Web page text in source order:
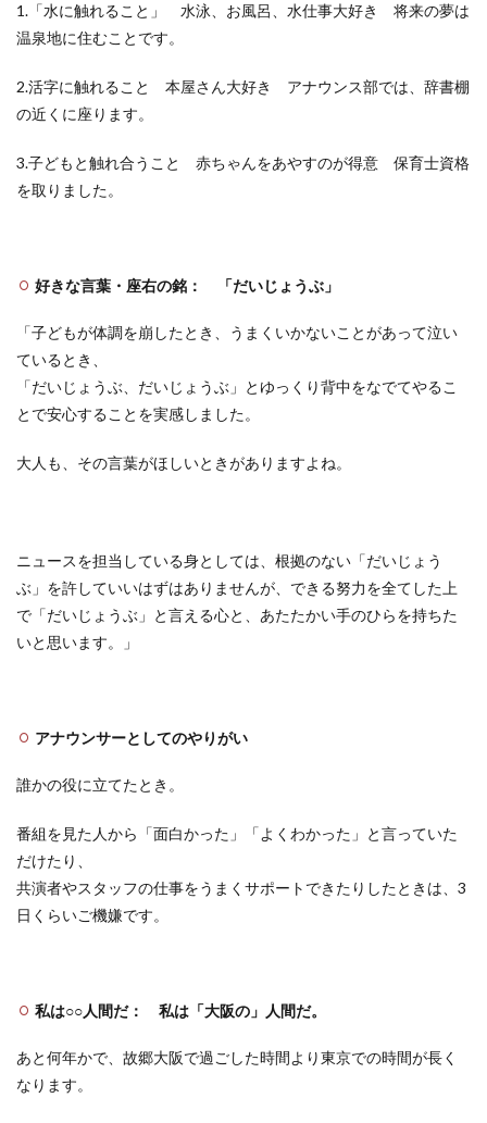
1.「水に触れること」 水泳、お風呂、水仕事大好き 将来の夢は
温泉地に住むことです。
2.活字に触れること 本屋さん大好き アナウンス部では、辞書棚
の近くに座ります。
3.子どもと触れ合うこと 赤ちゃんをあやすのが得意 保育士資格
を取りました。
好きな言葉・座右の銘： 「だいじょうぶ」
「子どもが体調を崩したとき、うまくいかないことがあって泣い
ているとき、
「だいじょうぶ、だいじょうぶ」とゆっくり背中をなでてやるこ
とで安心することを実感しました。
大人も、その言葉がほしいときがありますよね。
ニュースを担当している身としては、根拠のない「だいじょう
ぶ」を許していいはずはありませんが、できる努力を全てした上
で「だいじょうぶ」と言える心と、あたたかい手のひらを持ちた
いと思います。」
アナウンサーとしてのやりがい
誰かの役に立てたとき。
番組を見た人から「面白かった」「よくわかった」と言っていた
だけたり、
共演者やスタッフの仕事をうまくサポートできたりしたときは、3
日くらいご機嫌です。
私は○○人間だ： 私は「大阪の」人間だ。
あと何年かで、故郷大阪で過ごした時間より東京での時間が長く
なります。